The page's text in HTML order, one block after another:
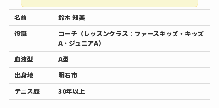
名前
鈴木 知美
役職
コーチ（レッスンクラス：ファースキッズ・キッズ
A・ジュニアA）
血液型
A型
出身地
明石市
テニス歴
30年以上